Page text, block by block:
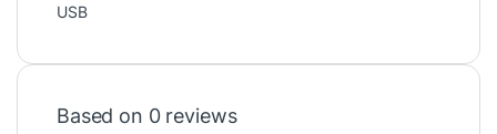
USB
Based on 0 reviews